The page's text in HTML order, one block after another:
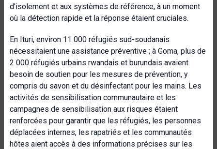
d'isolement et aux systèmes de référence, à un moment
où la détection rapide et la réponse étaient cruciales.
En Ituri, environ 11 000 réfugiés sud-soudanais
nécessitaient une assistance préventive ; à Goma, plus de
2 000 réfugiés urbains rwandais et burundais avaient
besoin de soutien pour les mesures de prévention, y
compris du savon et du désinfectant pour les mains. Les
activités de sensibilisation communautaire et les
campagnes de sensibilisation aux risques étaient
renforcées pour garantir que les réfugiés, les personnes
déplacées internes, les rapatriés et les communautés
hôtes aient accès à des informations précises sur les